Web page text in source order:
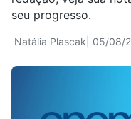
Natália Plascak | 05/08/
seu progresso.